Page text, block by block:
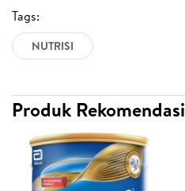
Tags:
NUTRISI
Produk Rekomendasi